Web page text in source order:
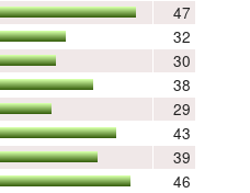
47
32
30
38
29
43
39
46